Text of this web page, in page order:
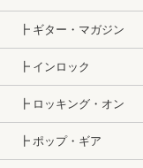
┣ ギター・マガジン
┣ インロック
┣ ロッキング・オン
┣ ポップ・ギア